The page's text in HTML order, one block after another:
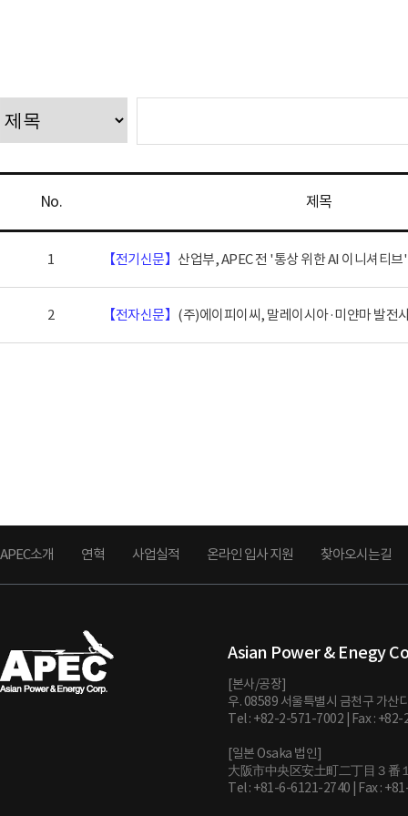
No. 제목
1 【전기신문】 산업부, APEC 전 '통상 위한 AI 이니셔티
2 【전자신문】 (주)에이피이씨, 말레이시아·미얀마 발전
APEC소개 연혁 사업실적 온라인 입사 지원 찾아오시는길
Asian Power & Enegy
[본사/공장]
우. 08589 서울특별시 금천구 가산
Tel : +82-2-571-7002 | Fax :
[일본 Osaka 법인]
大阪市中央区安土町二丁目３番
Tel : +81-6-6121-2740 | Fax :